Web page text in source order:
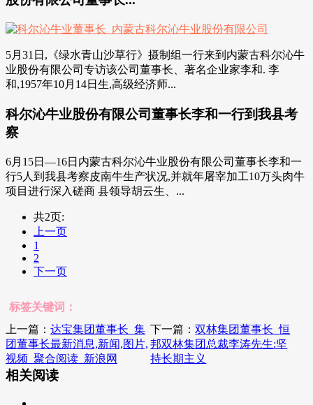
5月31日,《绿水青山沙草行》摄制组一行来到内蒙古科尔沁牛
业股份有限公司专访该公司董事长、著名企业家李和. 李
和,1957年10月14日生,高级经济师...
科尔沁牛业股份有限公司董事长李和一行到我县考
察
6月15日—16日内蒙古科尔沁牛业股份有限公司董事长李和一
行5人到我县考察皮南牛生产状况,并就年屠宰加工10万头肉牛
项目进行深入磋商 县领导胡云生、...
共2页:
上一页
1
2
下一页
标签关键词：
上一篇： 达宝集团董事长_集
团董事长最新消息,新闻,图片,
视频_聚合阅读_新浪网
下一篇：双林集团董事长_恒
邦双林集团总裁李涛先生:坚
持长期主义
相关阅读